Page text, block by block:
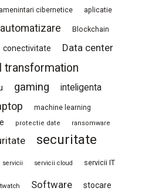
amenintari cibernetice aplicatie
automatizare Blockchain
conectivitate Data center
transformation
gaming
inteligenta
machine learning
protectie date ransomware
securitate
servicii servicii cloud servicii IT
Software stocare